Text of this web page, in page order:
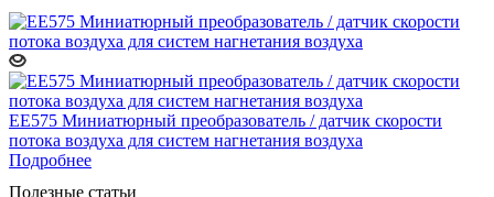
EE575 Миниатюрный преобразователь / датчик скорости
потока воздуха для систем нагнетания воздуха
Подробнее
Полезные статьи